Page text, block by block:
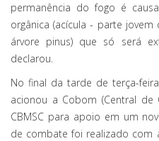
permanência do fogo é
orgânica (acícula - parte
árvore pinus) que só será
declarou.
No final da tarde de terça-
acionou a Cobom (Central
CBMSC para apoio em um
de combate foi realizado com